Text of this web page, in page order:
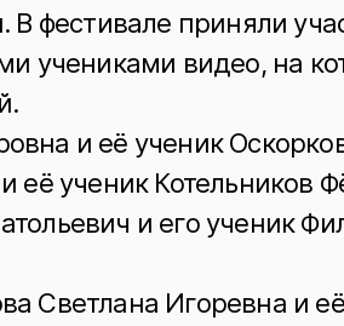
В фестивале приняли
учениками видео, на
и её ученик
ученик Котельников
и его ученик
Светлана Игоревна и